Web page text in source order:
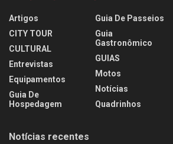
Artigos
CITY TOUR
CULTURAL
Entrevistas
Equipamentos
Guia De
Hospedagem
Guia De Passeios
Guia
Gastronômico
GUIAS
Motos
Notícias
Quadrinhos
Notícias recentes